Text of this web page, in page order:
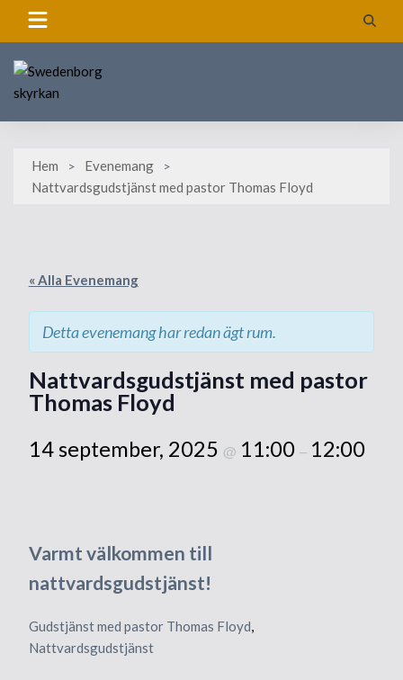
Hem
Evenemang
Nattvardsgudstjänst med pastor Thomas Floyd
« Alla Evenemang
Detta evenemang har redan ägt rum.
Nattvardsgudstjänst med pastor
Thomas Floyd
14 september, 2025 @ 11:00 – 12:00
Varmt välkommen till
nattvardsgudstjänst!
Gudstjänst med pastor Thomas Floyd ,
Nattvardsgudstjänst